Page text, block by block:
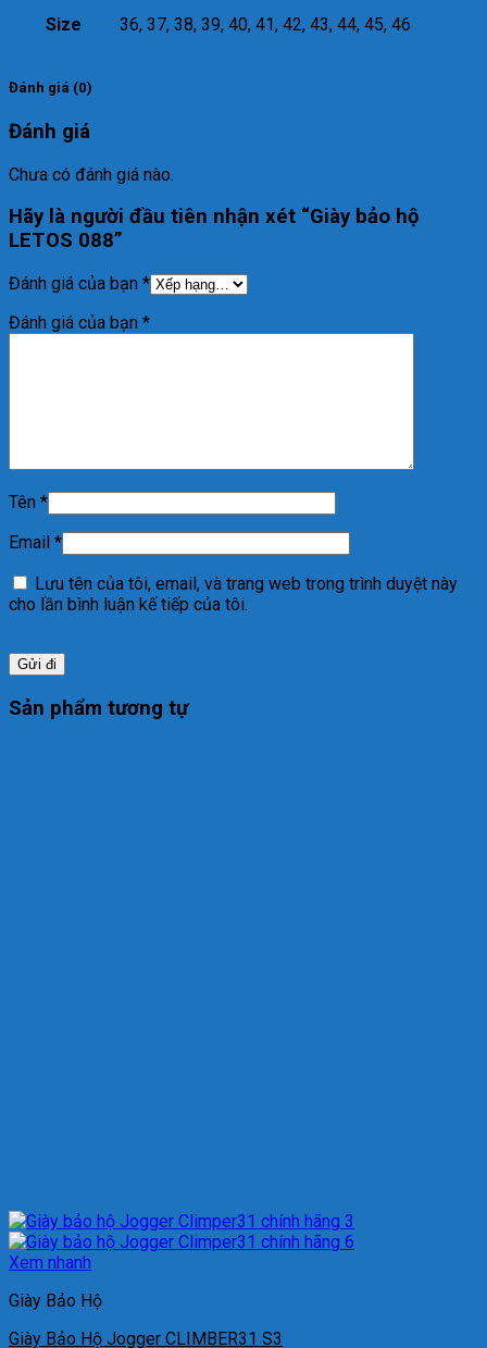
Size 36, 37, 38, 39, 40, 41, 42, 43, 44, 45, 46
Đánh giá (0)
Đánh giá
Chưa có đánh giá nào.
Hãy là người đầu tiên nhận xét “Giày bảo hộ
LETOS 088”
Đánh giá của bạn *
Đánh giá của bạn *
Tên *
Email *
Lưu tên của tôi, email, và trang web trong trình duyệt này
cho lần bình luận kế tiếp của tôi.
Sản phẩm tương tự
Xem nhanh
Giày Bảo Hộ
Giày Bảo Hộ Jogger CLIMBER31 S3